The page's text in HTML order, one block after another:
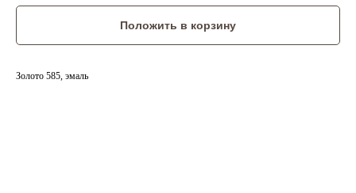
Положить в корзину
Золото 585, эмаль